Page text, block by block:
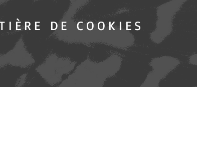
DE COOKIES